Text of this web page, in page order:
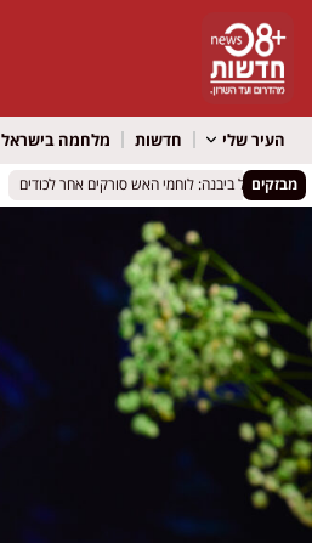
העיר שלי חדשות מלחמה בישראל
מבזקים
פטל ביבנה: לוחמי האש סורקים אחר לכודים
פטל ביבנה: לוחמי האש סורקים אחר לכודים